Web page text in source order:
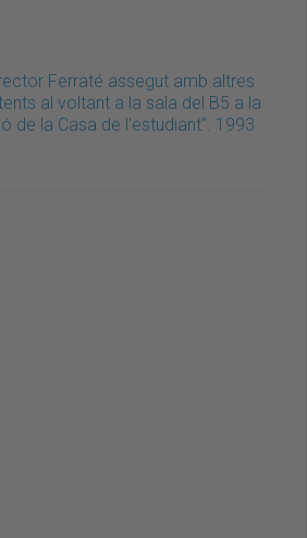
Ferraté assegut amb altres
al voltant a la sala del B5 a la
de la Casa de l'estudiant". 1993